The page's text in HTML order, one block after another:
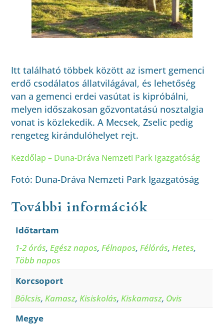
Itt található többek között az ismert gemenci
erdő csodálatos állatvilágával, és lehetőség
van a gemenci erdei vasútat is kipróbálni,
melyen időszakosan gőzvontatású nosztalgia
vonat is közlekedik. A Mecsek, Zselic pedig
rengeteg kirándulóhelyet rejt.
Kezdőlap – Duna-Dráva Nemzeti Park Igazgatóság
Fotó: Duna-Dráva Nemzeti Park Igazgatóság
További információk
Időtartam
1-2 órás,Egész napos,Félnapos,Félórás,Hetes,
Több napos
Korcsoport
Bölcsis,Kamasz,Kisiskolás,Kiskamasz, Ovis
Megye